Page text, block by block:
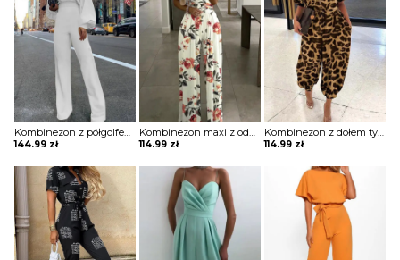
Kombinezon z półgolfem z szerokimi rękawami
144.99 zł
Kombinezon maxi z odkrytymi ramionami
114.99 zł
Kombinezon z dołem typu alladynki
114.99 zł